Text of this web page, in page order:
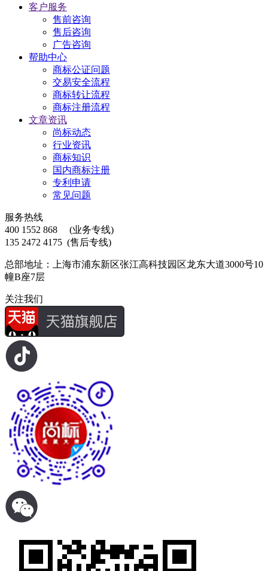
客户服务
售前咨询
售后咨询
广告咨询
帮助中心
商标公证问题
交易安全流程
商标转让流程
商标注册流程
文章资讯
尚标动态
行业资讯
商标知识
国内商标注册
专利申请
常见问题
服务热线
400 1552 868
(业务专线)
135 2472 4175 (售后专线)
总部地址：上海市浦东新区张江高科技园区龙东大道3000号10
幢B座7层
关注我们